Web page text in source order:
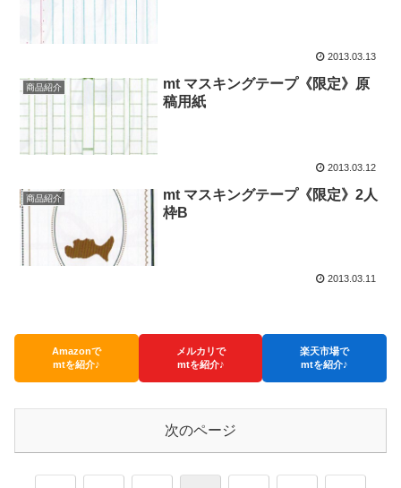
2013.03.13
商品紹介
mt マスキングテープ《限定》原
稿用紙
2013.03.12
商品紹介
mt マスキングテープ《限定》2人
枠B
2013.03.11
Amazonで
mtを紹介♪
メルカリで
mtを紹介♪
楽天市場で
mtを紹介♪
次のページ